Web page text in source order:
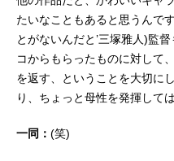
たいなこともあると思うんで
とがないんだと’三塚雅人)監
コからもらったものに対して
を返す、ということを大切に
り、ちょっと母性を発揮して
一同： (笑)